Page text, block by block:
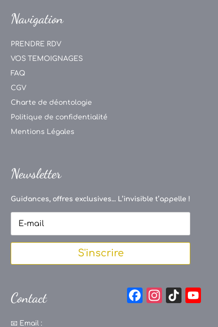
Navigation
PRENDRE RDV
VOS TEMOIGNAGES
FAQ
CGV
Charte de déontologie
Politique de confidentialité
Mentions Légales
Newsletter
Guidances, offres exclusives... L’invisible t’appelle !
S'inscrire
Contact
📧 Email :
F
In Ti